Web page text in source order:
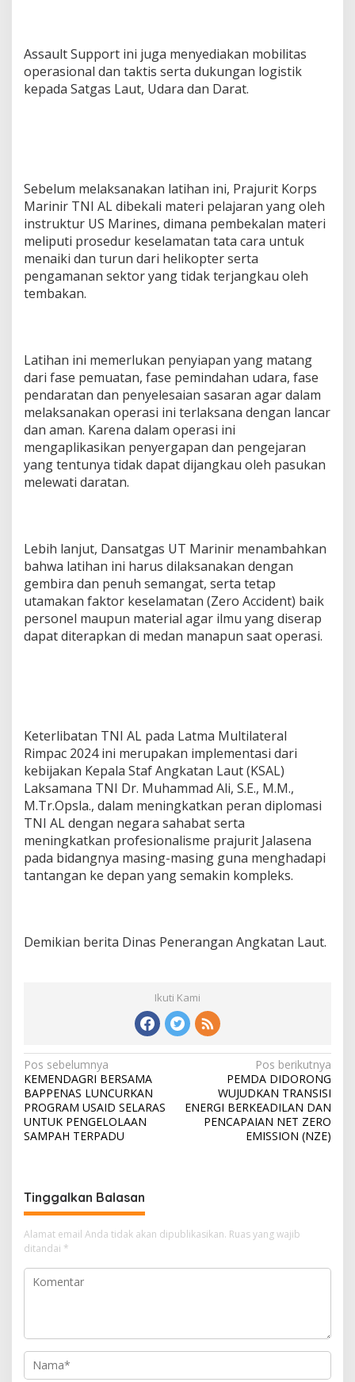
Assault Support ini juga menyediakan mobilitas
operasional dan taktis serta dukungan logistik
kepada Satgas Laut, Udara dan Darat.
Sebelum melaksanakan latihan ini, Prajurit Korps
Marinir TNI AL dibekali materi pelajaran yang oleh
instruktur US Marines, dimana pembekalan materi
meliputi prosedur keselamatan tata cara untuk
menaiki dan turun dari helikopter serta
pengamanan sektor yang tidak terjangkau oleh
tembakan.
Latihan ini memerlukan penyiapan yang matang
dari fase pemuatan, fase pemindahan udara, fase
pendaratan dan penyelesaian sasaran agar dalam
melaksanakan operasi ini terlaksana dengan lancar
dan aman. Karena dalam operasi ini
mengaplikasikan penyergapan dan pengejaran
yang tentunya tidak dapat dijangkau oleh pasukan
melewati daratan.
Lebih lanjut, Dansatgas UT Marinir menambahkan
bahwa latihan ini harus dilaksanakan dengan
gembira dan penuh semangat, serta tetap
utamakan faktor keselamatan (Zero Accident) baik
personel maupun material agar ilmu yang diserap
dapat diterapkan di medan manapun saat operasi.
Keterlibatan TNI AL pada Latma Multilateral
Rimpac 2024 ini merupakan implementasi dari
kebijakan Kepala Staf Angkatan Laut (KSAL)
Laksamana TNI Dr. Muhammad Ali, S.E., M.M.,
M.Tr.Opsla., dalam meningkatkan peran diplomasi
TNI AL dengan negara sahabat serta
meningkatkan profesionalisme prajurit Jalasena
pada bidangnya masing-masing guna menghadapi
tantangan ke depan yang semakin kompleks.
Demikian berita Dinas Penerangan Angkatan Laut.
Ikuti Kami
N
a
v
i
s
i
p
o
s
Pos sebelumnya
KEMENDAGRI BERSAMA
BAPPENAS LUNCURKAN
PROGRAM USAID SELARAS
UNTUK PENGELOLAAN
SAMPAH TERPADU
Pos berikutnya
PEMDA DIDORONG
WUJUDKAN TRANSISI
ENERGI BERKEADILAN DAN
PENCAPAIAN NET ZERO
EMISSION (NZE)
Tinggalkan Balasan
Alamat email Anda tidak akan dipublikasikan. Ruas yang wajib
ditandai *